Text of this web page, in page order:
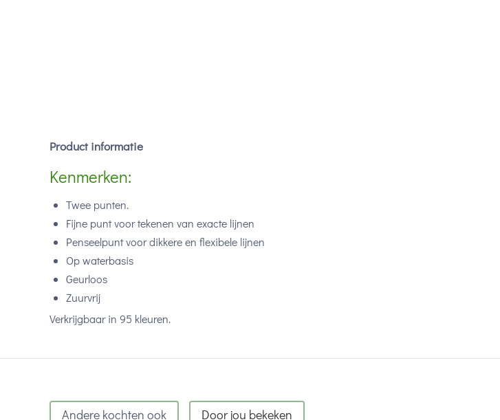
Product informatie
Kenmerken:
Twee punten.
Fijne punt voor tekenen van exacte lijnen
Penseelpunt voor dikkere en flexibele lijnen
Op waterbasis
Geurloos
Zuurvrij
Verkrijgbaar in 95 kleuren.
Andere kochten ook Door jou bekeken